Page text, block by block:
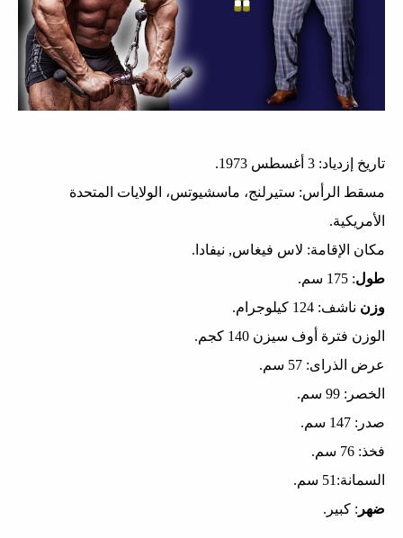
تاريخ إزدياد: 3 أغسطس 1973.
مسقط الرأس: ستيرلنج، ماسشيوتس، الولايات المتحدة
الأمريكية.
مكان الإقامة: لاس فيغاس, نيفادا.
طول: 175 سم.
وزن ناشف: 124 كيلوجرام.
الوزن فترة أوف سيزن 140 كجم.
عرض الذراى: 57 سم.
الخصر: 99 سم.
صدر: 147 سم.
فخذ: 76 سم.
السمانة:51 سم.
ضهر : كبير.